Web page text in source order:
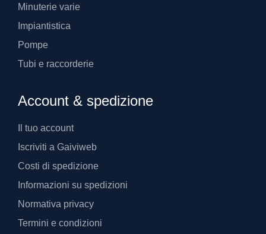
Minuterie varie
Impiantistica
Pompe
Tubi e raccorderie
Account & spedizione
Il tuo account
Iscriviti a Gaiviweb
Costi di spedizione
Informazioni su spedizioni
Normativa privacy
Termini e condizioni